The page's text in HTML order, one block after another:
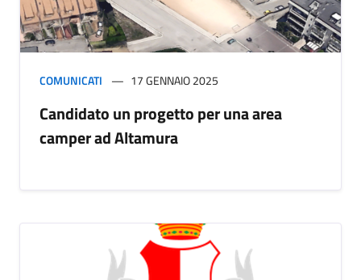
COMUNICATI 17 GENNAIO 2025
Candidato un progetto per una area
camper ad Altamura